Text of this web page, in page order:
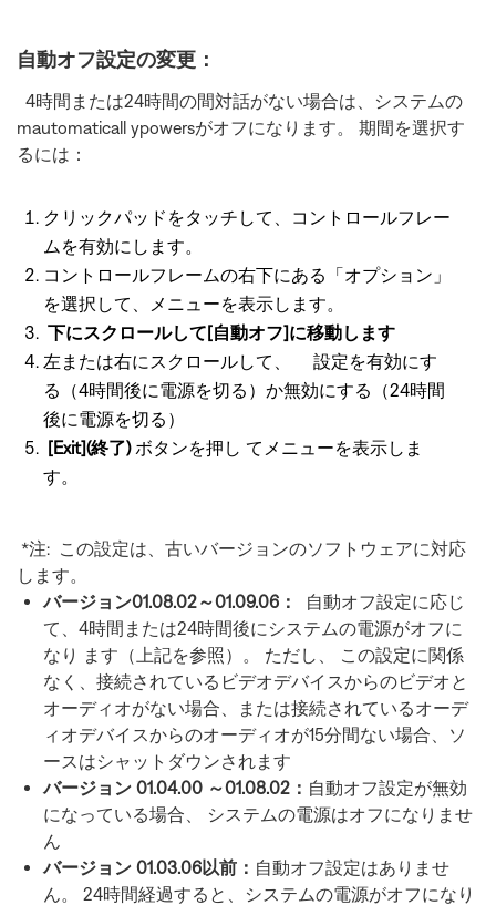
自動オフ設定の変更：
4時間または24時間の間対話がない場合は、システムの
mautomaticall ypowersがオフになります。 期間を選択す
るには：
クリックパッドをタッチして、コントロールフレー
ムを有効にします。
コントロールフレームの右下にある「オプション」
を選択して、メニューを表示します。
下にスクロールして[自動オフ]に移動します
左または右にスクロールして、 設定を有効にす
る（4時間後に電源を切る）か無効にする（24時間
後に電源を切る）
[Exit](終了)ボタンを押し てメニューを表示しま
す。
*注: この設定は、古いバージョンのソフトウェアに対応
します。
バージョン01.08.02～01.09.06：
自動オフ設定に応じ
て、4時間または24時間後にシステムの電源がオフに
なり ます（上記を参照）。 ただし、 この設定に関係
なく、接続されているビデオデバイスからのビデオと
オーディオがない場合、または接続されているオーデ
ィオデバイスからのオーディオが15分間ない場合、ソ
ースはシャットダウンされます
バージョン 01.04.00 ～01.08.02： 自動オフ設定が無効
になっている場合、 システムの電源はオフになりませ
ん
バージョン 01.03.06以前： 自動オフ設定はありませ
ん。 24時間経過すると、システムの電源がオフになり